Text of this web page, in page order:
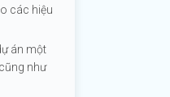
các hiệu
án một
như